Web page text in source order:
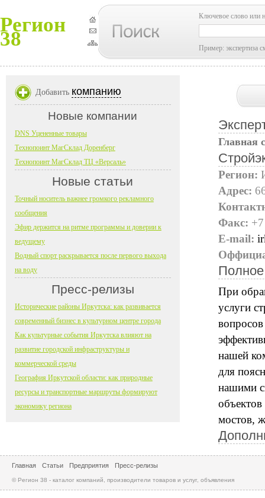
Регион
38
Ключевое слово или
Пример: экспертиза
Главная
Регион:
Адрес:
Факс:
E-mail:
При
услуги
нашей
для
нашими
мостов,
Добавить компанию
Новые компании
DNS Уцененные товары
Технопоинт МагСклад Доренберг
Технопоинт МагСклад ТЦ «Версаль»
Новые статьи
Точный носитель важнее громкого рекламного
сообщения
Эфир держится на ритме программы и доверии к
ведущему
Водный спорт раскрывается после первого выхода
на воду
Пресс-релизы
Исторические районы Иркутска: как развивается
современный бизнес в культурном центре города
Как культурные события Иркутска влияют на
развитие городской инфраструктуры и
коммерческой среды
География Иркутской области: как природные
ресурсы и транспортные маршруты формируют
экономику региона
Главная Статьи Предприятия Пресс-релизы
© Регион 38 - каталог компаний, производители товаров и услуг, объявления